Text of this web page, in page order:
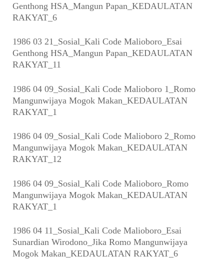
Genthong HSA_Mangun Papan_KEDAULATAN
RAKYAT_6
1986 03 21_Sosial_Kali Code Malioboro_Esai
Genthong HSA_Mangun Papan_KEDAULATAN
RAKYAT_11
1986 04 09_Sosial_Kali Code Malioboro 1_Romo
Mangunwijaya Mogok Makan_KEDAULATAN
RAKYAT_1
1986 04 09_Sosial_Kali Code Malioboro 2_Romo
Mangunwijaya Mogok Makan_KEDAULATAN
RAKYAT_12
1986 04 09_Sosial_Kali Code Malioboro_Romo
Mangunwijaya Mogok Makan_KEDAULATAN
RAKYAT_1
1986 04 11_Sosial_Kali Code Malioboro_Esai
Sunardian Wirodono_Jika Romo Mangunwijaya
Mogok Makan_KEDAULATAN RAKYAT_6